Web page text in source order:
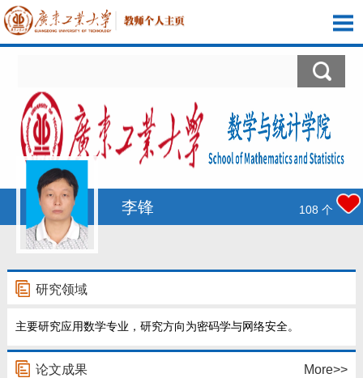
科学研究
教学研究
获奖信息
学生信息
我的相册
教师博客
招生信息
李锋 108 个
研究领域
主要研究应用数学专业，研究方向为密码学与网络安全。
论文成果 More>>